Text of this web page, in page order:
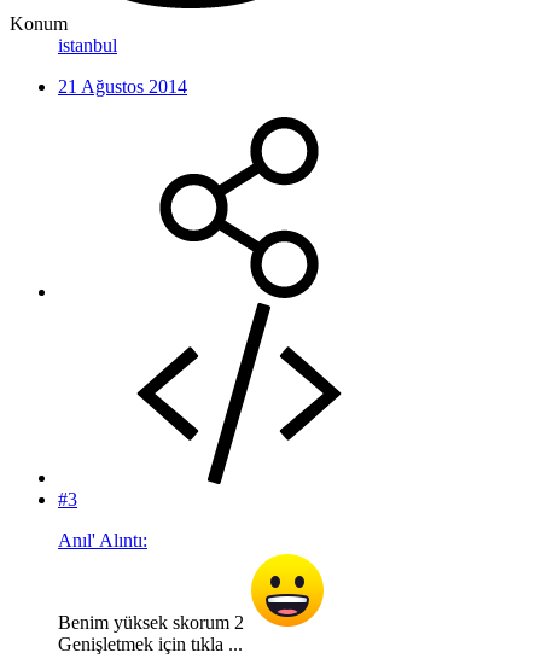
Konum
istanbul
21 Ağustos 2014
#3
Anıl' Alıntı:
Benim yüksek skorum 2
Genişletmek için tıkla ...